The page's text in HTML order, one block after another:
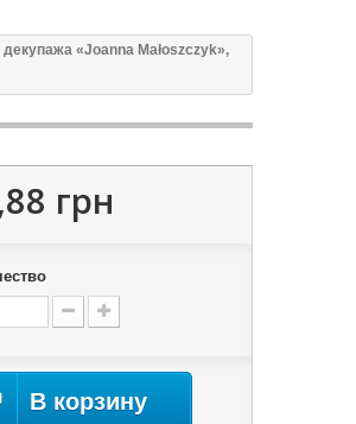
«Joanna Małoszczyk»,
грн
В корзину